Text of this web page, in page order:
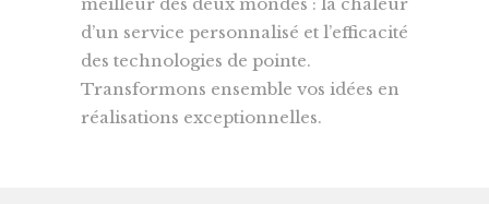
d’un service personnalisé et l’efficacité
des technologies de pointe.
Transformons ensemble vos idées en
réalisations exceptionnelles.